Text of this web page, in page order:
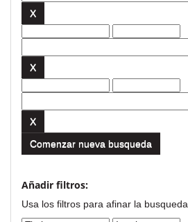
Comenzar nueva busqueda
Añadir filtros:
Usa los filtros para afinar la busqueda.